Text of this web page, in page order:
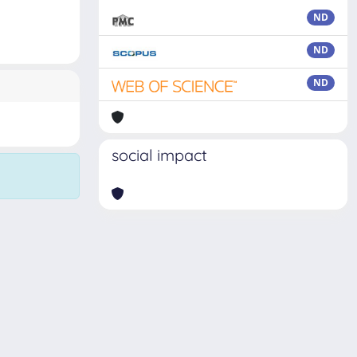
ND
ND
ND
social impact